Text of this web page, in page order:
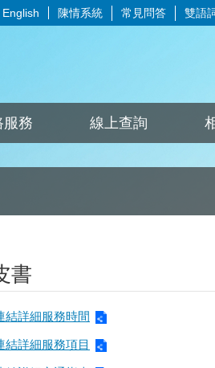
English 陳情系統 常見問答 雙語
服務 線上查詢
書
結詳細服務時間
結詳細服務項目